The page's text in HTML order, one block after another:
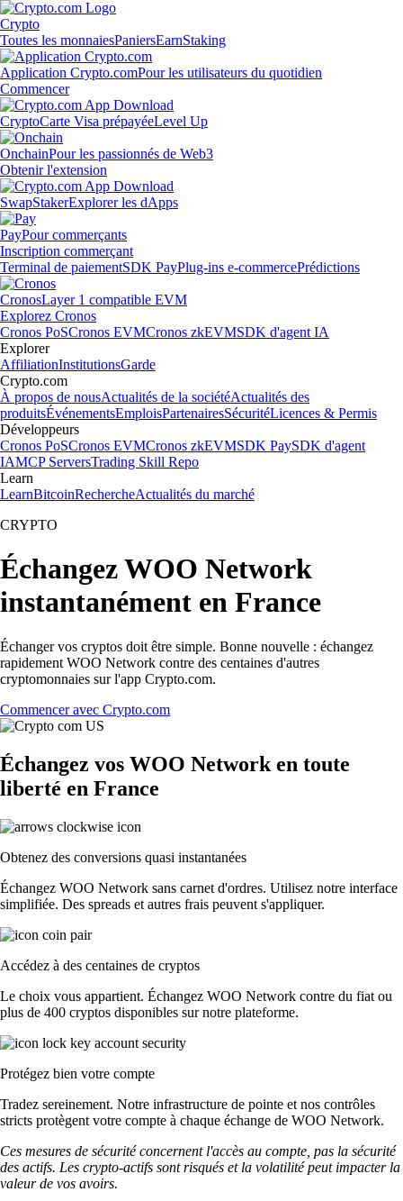
Crypto
Toutes les monnaiesPaniersEarnStaking
Application Crypto.comPour les utilisateurs du quotidien
Commencer
CryptoCarte Visa prépayéeLevel Up
OnchainPour les passionnés de Web3
Obtenir l'extension
SwapStakerExplorer les dApps
PayPour commerçants
Inscription commerçant
Terminal de paiementSDK PayPlug-ins e-commercePrédictions
CronosLayer 1 compatible EVM
Explorez Cronos
Cronos PoSCronos EVMCronos zkEVMSDK d'agent IA
Explorer
AffiliationInstitutionsGarde
Crypto.com
À propos de nousActualités de la sociétéActualités des
produitsÉvénementsEmploisPartenairesSécuritéLicences & Permis
Développeurs
Cronos PoSCronos EVMCronos zkEVMSDK PaySDK d'agent
IAMCP ServersTrading Skill Repo
Learn
LearnBitcoinRechercheActualités du marché
CRYPTO
Échangez WOO Network
instantanément en France
Échanger vos cryptos doit être simple. Bonne nouvelle : échangez
rapidement WOO Network contre des centaines d'autres
cryptomonnaies sur l'app Crypto.com.
Commencer avec Crypto.com
Échangez vos WOO Network en toute
liberté en France
Obtenez des conversions quasi instantanées
Échangez WOO Network sans carnet d'ordres. Utilisez notre interface
simplifiée. Des spreads et autres frais peuvent s'appliquer.
Accédez à des centaines de cryptos
Le choix vous appartient. Échangez WOO Network contre du fiat ou
plus de 400 cryptos disponibles sur notre plateforme.
Protégez bien votre compte
Tradez sereinement. Notre infrastructure de pointe et nos contrôles
stricts protègent votre compte à chaque échange de WOO Network.
Ces mesures de sécurité concernent l'accès au compte, pas la sécurité
des actifs. Les crypto-actifs sont risqués et la volatilité peut impacter la
valeur de vos avoirs.